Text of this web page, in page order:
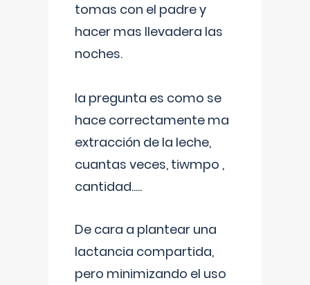
tomas con el padre y
hacer mas llevadera las
noches.
la pregunta es como se
hace correctamente ma
extracción de la leche,
cuantas veces, tiwmpo ,
cantidad.....
De cara a plantear una
lactancia compartida,
pero minimizando el uso